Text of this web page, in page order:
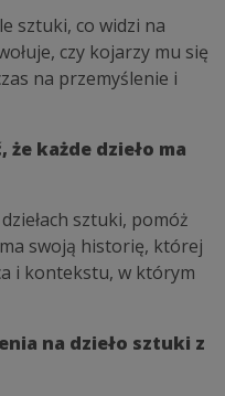
sztuki, co widzi na
czy kojarzy mu się
na przemyślenie i
że każde dzieło ma
sztuki, pomóż
swoją historię, której
i kontekstu, w którym
na dzieło sztuki z